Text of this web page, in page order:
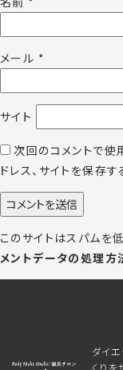
メール *
サイト
次回のコメントで使
ドレス、サイトを保存す
このサイトはスパムを
メントデータの処理方
ダイ
くりを